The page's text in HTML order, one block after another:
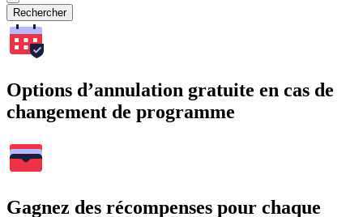
Rechercher
Options d’annulation gratuite en cas de
changement de programme
Gagnez des récompenses pour chaque